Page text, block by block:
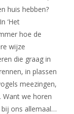
huis hebben?
‘Het
hoe de
wijze
die graag in
in plassen
meezingen,
Want we horen
ons allemaal…